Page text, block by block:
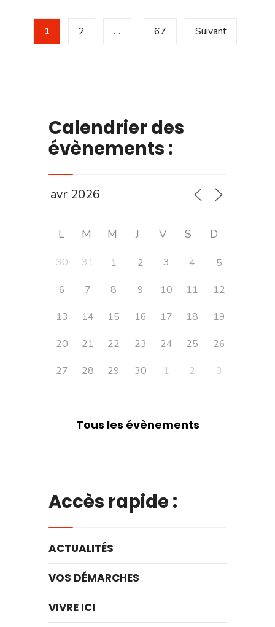
–
familial
Pagination
des1 2 … 67 Suivant
Calendrier des
évènements :
L M M J V S D
30 31 1 2 3 4
5
6
7 8 9 10 11
12
13
14 15 16 17 18
19
20
21 22 23 24 25
26
27
28 29 30 1 2 3
Tous les évènements
Accès rapide :
ACTUALITÉS
VOS DÉMARCHES
VIVRE ICI